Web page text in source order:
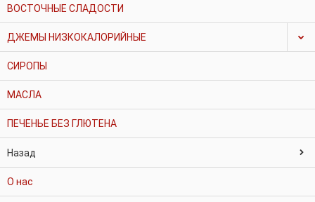
ВОСТОЧНЫЕ СЛАДОСТИ
ДЖЕМЫ НИЗКОКАЛОРИЙНЫЕ
СИРОПЫ
МАСЛА
ПЕЧЕНЬЕ БЕЗ ГЛЮТЕНА
Назад
О нас